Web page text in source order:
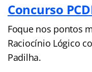
Concurso
Foque nos pontos
Raciocínio Lógico
Padilha.